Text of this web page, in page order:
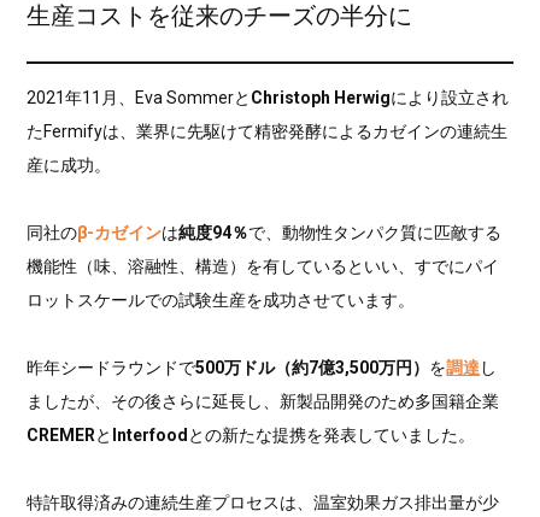
生産コストを従来のチーズの半分に
2021年11月、Eva Sommerと Christoph Herwigにより設立され
たFermifyは、業界に先駆けて精密発酵によるカゼインの連続生
産に成功。
同社のβ-カゼインは純度94％で、動物性タンパク質に匹敵する
機能性（味、溶融性、構造）を有しているといい、すでにパイ
ロットスケールでの試験生産を成功させています。
昨年シードラウンドで500万ドル（約7億3,500万円） を調達 し
ましたが、その後さらに延長し、新製品開発のため多国籍企業
CREMERと Interfood との新たな提携を発表していました。
特許取得済みの連続生産プロセスは、温室効果ガス排出量が少